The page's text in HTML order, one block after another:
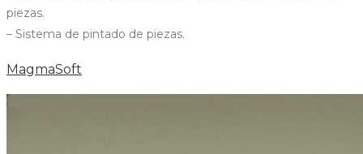
piezas.
– Sistema de pintado de piezas.
MagmaSoft